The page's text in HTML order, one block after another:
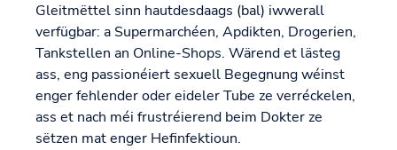
Gleitmëttel sinn hautdesdaags (bal) iwwerall
verfügbar: a Supermarchéen, Apdikten, Drogerien,
Tankstellen an Online-Shops. Wärend et lästeg
ass, eng passionéiert sexuell Begegnung wéinst
enger fehlender oder eideler Tube ze verréckelen,
ass et nach méi frustréierend beim Dokter ze
sëtzen mat enger Hefinfektioun.